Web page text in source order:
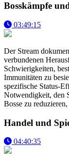
Bosskämpfe
03:49:15
Der Stream
verbundenen
Schwierigkeiten,
Immunitäten zu
spezifische Status-
Notwendigkeit, den
Bosse zu
Handel und
04:40:35